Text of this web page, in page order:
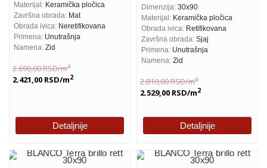
Materijal: Keramička pločica
Završna obrada: Mat
Obrada ivica: Neretifikovana
Primena: Unutrašnja
Namena: Zid
2.690,00RSD/m2
2.421,00 RSD/m2
Detaljnije
Dimenzija: 30x90
Materijal: Keramička pločica
Obrada ivica: Retifikovana
Završna obrada: Sjaj
Primena: Unutrašnja
Namena: Zid
2.810,00RSD/m2
2.529,00 RSD/m2
Detaljnije